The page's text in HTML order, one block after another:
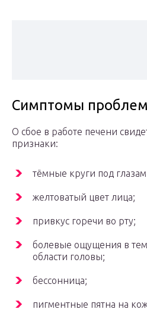
Симптомы
О сбое в работе печени
признаки:
тёмные круги под
желтоватый цвет лица;
привкус горечи во рту;
болевые ощущения в
области головы;
бессонница;
пигментные пятна на